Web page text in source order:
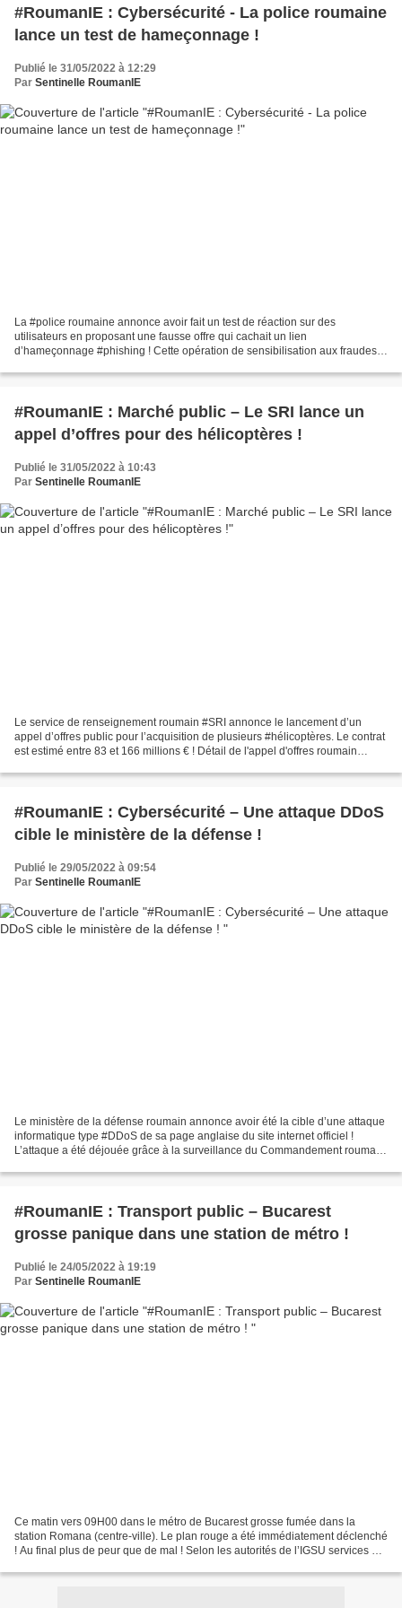
#RoumanIE : Cybersécurité - La police roumaine
lance un test de hameçonnage !
Publié le 31/05/2022 à 12:29
Par Sentinelle RoumanIE
La #police roumaine annonce avoir fait un test de réaction sur des
utilisateurs en proposant une fausse offre qui cachait un lien
d’hameçonnage #phishing ! Cette opération de sensibilisation aux fraudes
#RoumanIE : Marché public – Le SRI lance un
appel d’offres pour des hélicoptères !
Publié le 31/05/2022 à 10:43
Par Sentinelle RoumanIE
Le service de renseignement roumain #SRI annonce le lancement d’un
appel d’offres public pour l’acquisition de plusieurs #hélicoptères. Le contrat
est estimé entre 83 et 166 millions € ! Détail de l'appel d'offres roumain
#RoumanIE : Cybersécurité – Une attaque DDoS
cible le ministère de la défense !
Publié le 29/05/2022 à 09:54
Par Sentinelle RoumanIE
Le ministère de la défense roumain annonce avoir été la cible d’une attaque
informatique type #DDoS de sa page anglaise du site internet officiel !
L’attaque a été déjouée grâce à la surveillance du Commandement roumain
#RoumanIE : Transport public – Bucarest
grosse panique dans une station de métro !
Publié le 24/05/2022 à 19:19
Par Sentinelle RoumanIE
Ce matin vers 09H00 dans le métro de Bucarest grosse fumée dans la
station Romana (centre-ville). Le plan rouge a été immédiatement déclenché
! Au final plus de peur que de mal ! Selon les autorités de l’IGSU services de